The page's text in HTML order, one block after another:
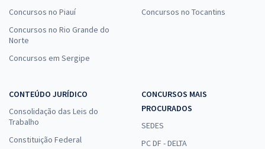
Concursos no Piauí
Concursos no Rio Grande do
Norte
Concursos em Sergipe
Concursos no Tocantins
CONTEÚDO JURÍDICO
Consolidação das Leis do
Trabalho
Constituição Federal
CONCURSOS MAIS
PROCURADOS
SEDES
PC DF - DELTA